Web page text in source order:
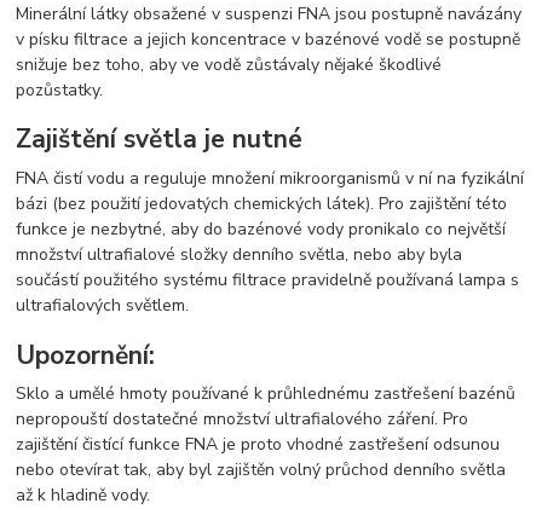
Minerální látky obsažené v suspenzi FNA jsou postupně navázány
v písku filtrace a jejich koncentrace v bazénové vodě se postupně
snižuje bez toho, aby ve vodě zůstávaly nějaké škodlivé
pozůstatky.
Zajištění světla je nutné
FNA čistí vodu a reguluje množení mikroorganismů v ní na fyzikální
bázi (bez použití jedovatých chemických látek). Pro zajištění této
funkce je nezbytné, aby do bazénové vody pronikalo co největší
množství ultrafialové složky denního světla, nebo aby byla
součástí použitého systému filtrace pravidelně používaná lampa s
ultrafialových světlem.
Upozornění:
Sklo a umělé hmoty používané k průhlednému zastřešení bazénů
nepropouští dostatečné množství ultrafialového záření. Pro
zajištění čistící funkce FNA je proto vhodné zastřešení odsunou
nebo otevírat tak, aby byl zajištěn volný průchod denního světla
až k hladině vody.